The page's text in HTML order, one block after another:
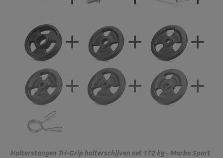
Halterstangen Tri-Grip halterschijven set 172 kg - Marbo Sport